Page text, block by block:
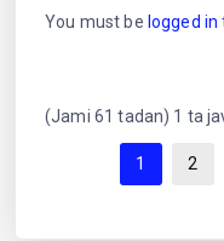
You must be logged in
(Jami 61 tadan) 1 ta
1 2